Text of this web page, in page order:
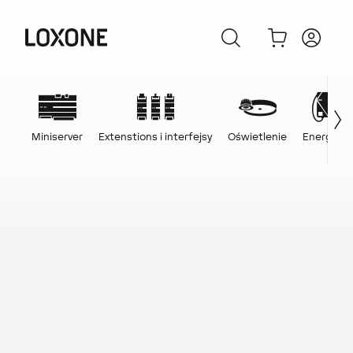
Miniserver Extenstions i interfejsy Oświetlenie Energia